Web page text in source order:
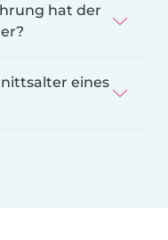
hat der
eines